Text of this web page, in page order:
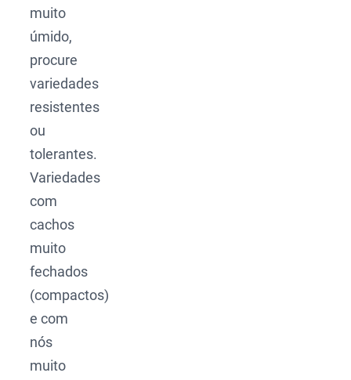
muito
úmido,
procure
variedades
resistentes
ou
tolerantes.
Variedades
com
cachos
muito
fechados
(compactos)
e com
nós
muito